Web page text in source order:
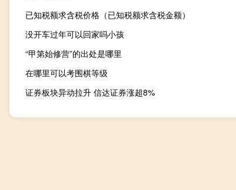
已知税额求含税价格（已知税额求含税金额）
没开车过年可以回家吗小孩
“甲第始修营”的出处是哪里
在哪里可以考围棋等级
证券板块异动拉升 信达证券涨超8%